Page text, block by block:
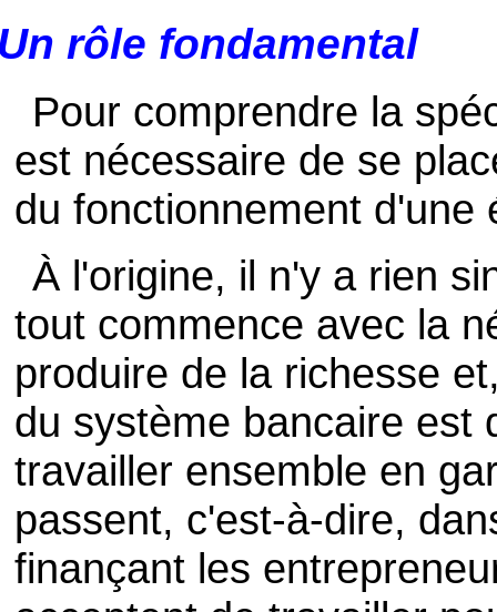
rôle fondamental
Pour comprendre la
est nécessaire de se
du fonctionnement d'une
À l'origine, il n'y a rien
tout commence avec la
produire de la richesse
du système bancaire est
travailler ensemble en
passent, c'est-à-dire,
finançant les